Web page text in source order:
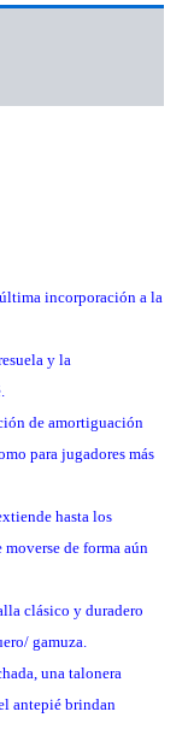
incorporación a la
y la
de amortiguación
para jugadores más
hasta los
de forma aún
clásico y duradero
gamuza.
una talonera
antepié brindan